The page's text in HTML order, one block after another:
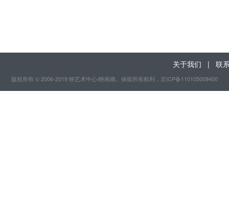
关于我们 | 联
版权所有 © 2006-2019 映艺术中心/映画廊。保留所有权利 ，京ICP备110105009400